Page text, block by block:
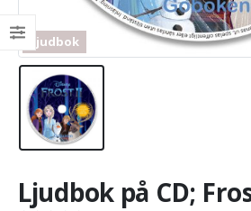
Ljudbok
Ljudbok på CD;